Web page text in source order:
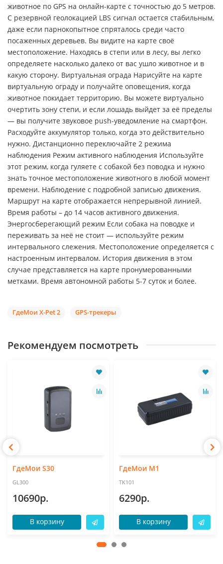
животное по GPS на онлайн-карте с точностью до 5 метров.
С резервной геолокацией LBS сигнал остается стабильным,
даже если парнокопытное спряталось среди часто
посаженных деревьев. Вы видите на карте своё
местоположение. Находясь в степи или в лесу, вы легко
определяете насколько далеко от вас ушло животное и в
какую сторону. Виртуальная ограда Нарисуйте на карте
виртуальную ограду и получайте оповещения, когда
животное покидает территорию. Вы можете виртуально
очертить зону степи, и если лошадь выйдет за её пределы
— вы получите звуковое push-уведомление на смартфон.
Расходуйте аккумулятор только, когда это действительно
нужно. Дистанционно переключайте 2 режима
наблюдения Режим активного наблюдения Используйте
этот режим, когда гуляете с собакой без поводка и нужно
знать точное местоположение животного в любой момент
времени. Наблюдение с подробной записью движения.
Маршрут на карте отображается непрерывной линией.
Время работы – до 14 часов активного движения.
Энергосберегающий режим Если собака на поводке и
переживать за неё не стоит — используйте режим
интервального слежения. Местоположение определяется с
настроенным интервалом. История движения в этом
случае представляется на карте пронумерованными
метками. Время автономной работы 5-7 суток и более.
ГдеМои X-Pet 2 GPS-трекеры
Рекомендуем посмотреть
ГдеМои S30
GL300
10690р.
В корзину
ГдеМои M1
TK101
6290р.
В корзину